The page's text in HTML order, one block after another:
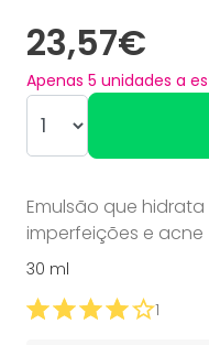
23,57€
Apenas 5 unidades a
Emulsão que
imperfeições e acne
30 ml
1